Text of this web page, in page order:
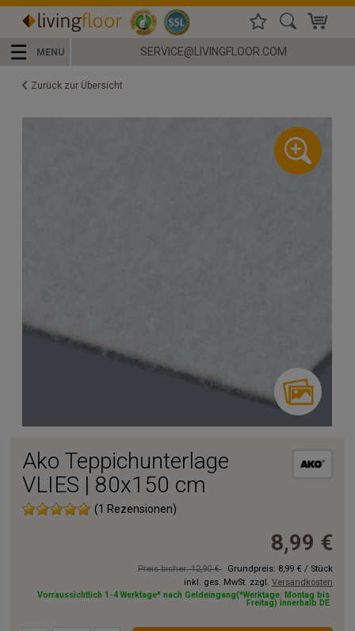
☰ MENU SERVICE@LIVINGFLOOR.COM
Zurück zur Übersicht
Ako Teppichunterlage
VLIES | 80x150 cm
(1 Rezensionen)
8,99 €
Preis bisher: 12,90 € Grundpreis: 8,99 € / Stück
inkl. ges. MwSt. zzgl. Versandkosten
Vorraussichtlich 1-4 Werktage* nach Geldeingang(*Werktage: Montag bis
Freitag) innerhalb DE